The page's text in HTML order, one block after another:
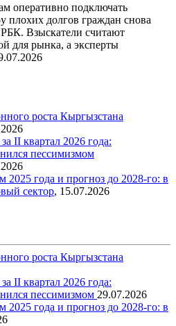
оперативно подключать
плохих долгов граждан снова
РБК. Взыскатели считают
для рынка, а эксперты
роста Кыргызстана
II квартал 2026 года:
пессимизмом
2025 года и прогноз до 2028-го: в
сектор, 15.07.2026
роста Кыргызстана
II квартал 2026 года:
пессимизмом 29.07.2026
2025 года и прогноз до 2028-го: в